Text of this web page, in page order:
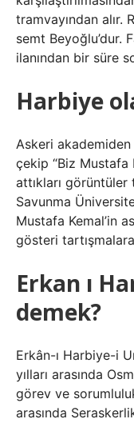
tramvayından alır.
semt Beyoğlu’dur.
ilanından bir süre
Harbiye
Askeri akademiden
çekip “Biz Mustafa
attıkları görüntüler
Savunma
Mustafa Kemal’in
gösteri
Erkan ı
demek?
Erkân-ı Harbiye-i
yılları arasında
görev ve
arasında